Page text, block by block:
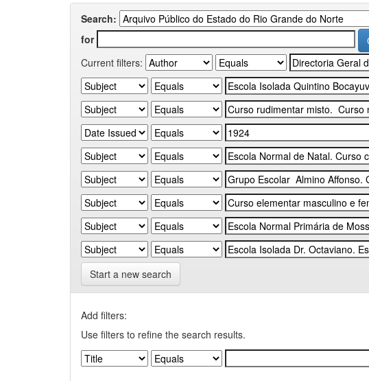
Search:
for
Current filters:
Start a new search
Add filters:
Use filters to refine the search results.